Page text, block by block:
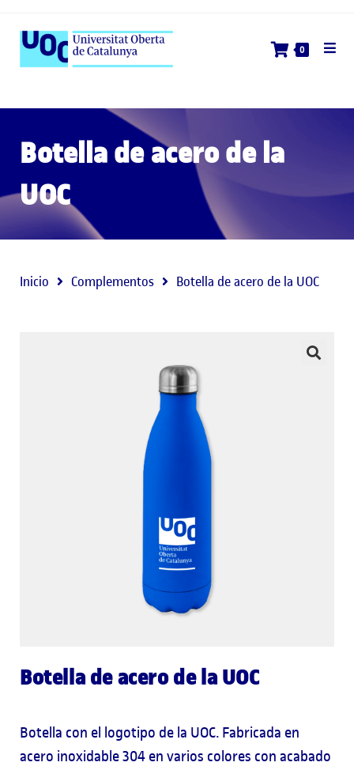
0
Botella de acero de la
UOC
Inicio Complementos Botella de acero de la UOC
Botella de acero de la UOC
Botella con el logotipo de la UOC. Fabricada en
acero inoxidable 304 en varios colores con acabado